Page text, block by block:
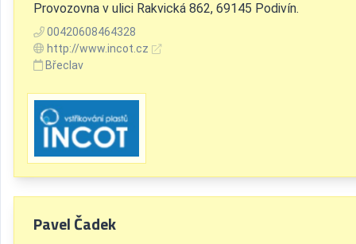
Provozovna v ulici Rakvická 862, 69145 Podivín.
00420608464328
http://www.incot.cz
Břeclav
Pavel Čadek